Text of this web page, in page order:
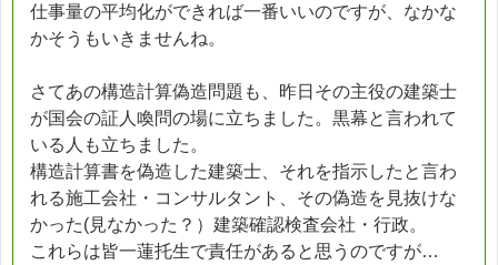
仕事量の平均化ができれば一番いいのですが、なかな
かそうもいきませんね。
さてあの構造計算偽造問題も、昨日その主役の建築士
が国会の証人喚問の場に立ちました。黒幕と言われて
いる人も立ちました。
構造計算書を偽造した建築士、それを指示したと言わ
れる施工会社・コンサルタント、その偽造を見抜けな
かった(見なかった？）建築確認検査会社・行政。
これらは皆一蓮托生で責任があると思うのですが…